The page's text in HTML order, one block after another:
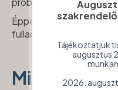
Éppen ezért fontos,
fulladásos tüneteket ne
Mi a
Tájékoztatjuk
augusztus
2026.